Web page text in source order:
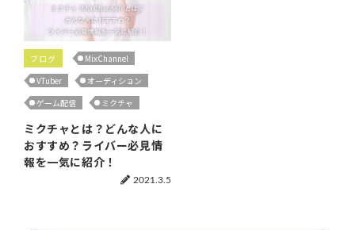
ブログ
MixChannel
VTuber
オーディション
ゲーム配信
ミクチャ
ミクチャとは？どんな人に
おすすめ？ライバー必見情
報を一気に紹介！
2021.3.5